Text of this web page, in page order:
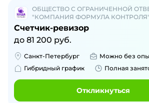
ОБЩЕСТВО С ОГРАНИЧЕННОЙ
"КОМПАНИЯ ФОРМУЛА КОНТРОЛЯ"
Счетчик-ревизор
до 81 200 руб.
Санкт-Петербург
Можно без
Гибридный график
Полная
Откликнуться